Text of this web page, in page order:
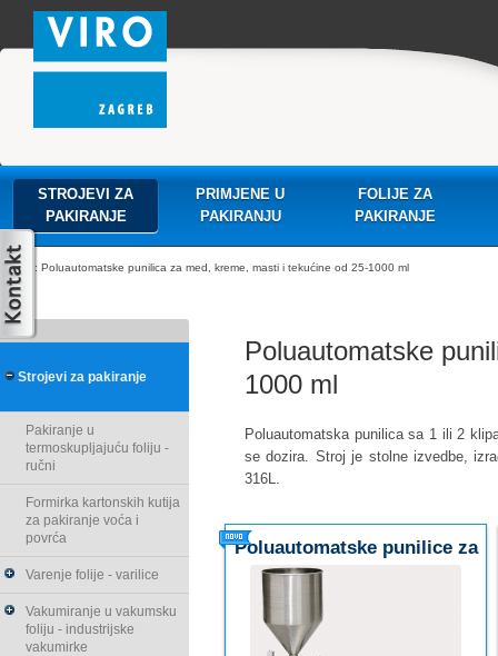
STROJEVI ZA
PAKIRANJE
PRIMJENE U
PAKIRANJU
FOLIJE ZA
PAKIRANJE
: Poluautomatske punilica za med, kreme, masti i tekućine od 25-1000 ml
Strojevi za pakiranje
Pakiranje u
termoskupljajuću foliju -
ručni
Formirka kartonskih kutija
za pakiranje voća i
povrća
Varenje folije - varilice
Vakumiranje u vakumsku
foliju - industrijske
vakumirke
Poluautomatske
1000 ml
Poluautomatska punilica sa 1 ili 2
se dozira. Stroj je stolne izvedbe,
316L.
Poluautomatske punilice za
med, kreme, masti